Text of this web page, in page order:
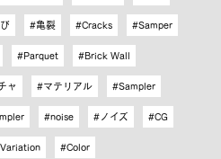
亀裂 Cracks Samper
Parquet Brick Wall
ャ マテリアル Sampler
noise ノイズ CG
Color